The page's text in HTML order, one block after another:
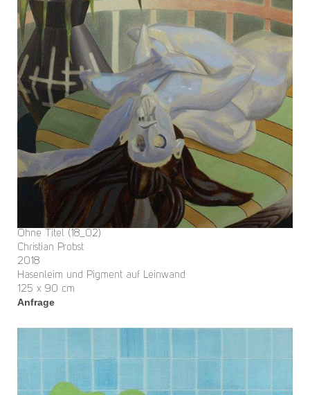
Ohne Titel (18_02)
Christian Probst
2018
Hasenleim und Pigment auf Leinwand
125 x 90 cm
Anfrage